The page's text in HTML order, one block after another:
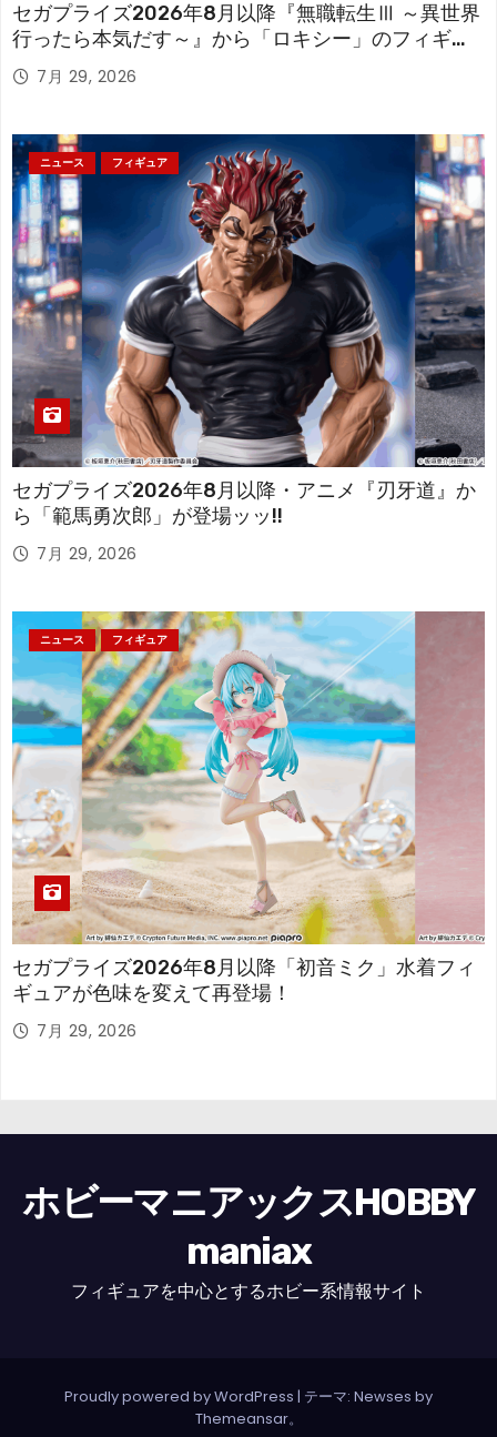
セガプライズ2026年8月以降『無職転生Ⅲ ～異世界
行ったら本気だす～』から「ロキシー」のフィギュ
アが登場！
7月 29, 2026
ニュース フィギュア
セガプライズ2026年8月以降・アニメ『刃牙道』か
ら「範馬勇次郎」が登場ッッ!!
7月 29, 2026
ニュース フィギュア
セガプライズ2026年8月以降「初音ミク」水着フィ
ギュアが色味を変えて再登場！
7月 29, 2026
ホビーマニアックスHOBBY
maniax
フィギュアを中心とするホビー系情報サイト
Proudly powered by WordPress | テーマ: Newses by
Themeansar。